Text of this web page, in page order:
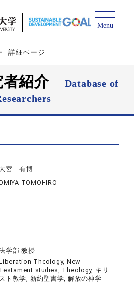
詳細ページ
者紹介
Database of
大宮 有博
TOMOHIRO
学部 教授
Theology, New
Testament studies, Theology, キリ
スト教学, 新約聖書学, 解放の神学